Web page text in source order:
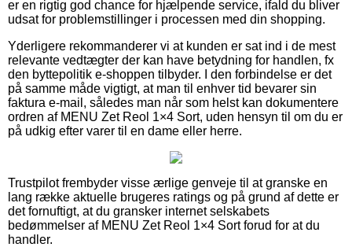
er en rigtig god chance for hjælpende service, ifald du bliver
udsat for problemstillinger i processen med din shopping.
Yderligere rekommanderer vi at kunden er sat ind i de mest
relevante vedtægter der kan have betydning for handlen, fx
den byttepolitik e-shoppen tilbyder. I den forbindelse er det
på samme måde vigtigt, at man til enhver tid bevarer sin
faktura e-mail, således man når som helst kan dokumentere
ordren af MENU Zet Reol 1×4 Sort, uden hensyn til om du er
på udkig efter varer til en dame eller herre.
Trustpilot frembyder visse ærlige genveje til at granske en
lang række aktuelle brugeres ratings og på grund af dette er
det fornuftigt, at du gransker internet selskabets
bedømmelser af MENU Zet Reol 1×4 Sort forud for at du
handler.